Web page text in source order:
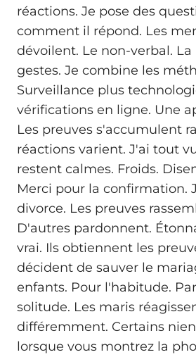
réactions. Je pose des
comment il répond. Les
dévoilent. Le non-verbal.
gestes. Je combine les
Surveillance plus
vérifications en ligne. Une
Les preuves s'accumulent
réactions varient. J'ai tout
restent calmes. Froids.
Merci pour la confirmation.
divorce. Les preuves
D'autres pardonnent.
vrai. Ils obtiennent les
décident de sauver le
enfants. Pour l'habitude.
solitude. Les maris
différemment. Certains
lorsque vous montrez la